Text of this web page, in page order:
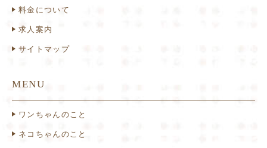
料金について
求人案内
サイトマップ
MENU
ワンちゃんのこと
ネコちゃんのこと